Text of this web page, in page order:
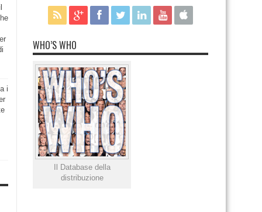
i
WHO’S WHO
Il Database della
distribuzione